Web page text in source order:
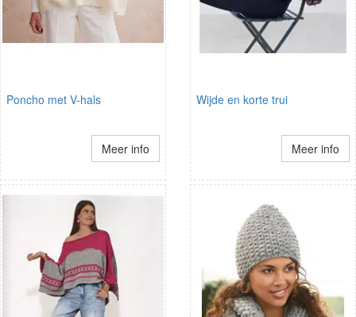
Poncho met V-hals
Meer info
Wijde en korte trui
Meer info